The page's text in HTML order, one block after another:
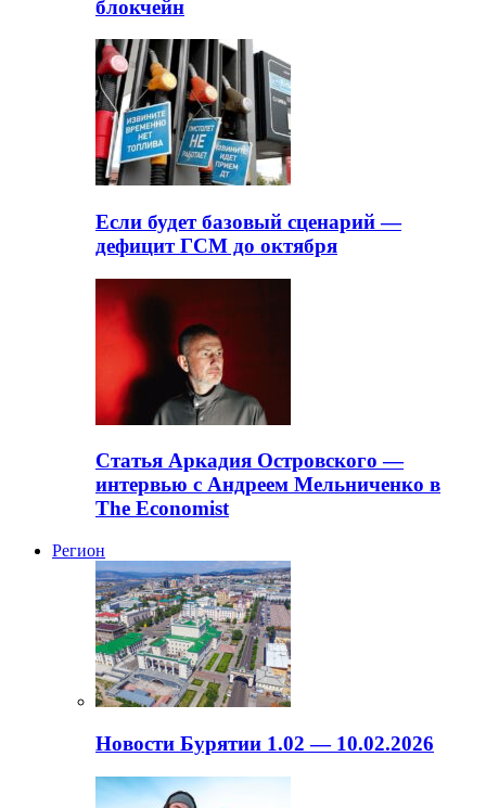
блокчейн
Если будет базовый сценарий —
дефицит ГСМ до октября
Статья Аркадия Островского —
интервью с Андреем Мельниченко в
The Economist
Регион
Новости Бурятии 1.02 — 10.02.2026